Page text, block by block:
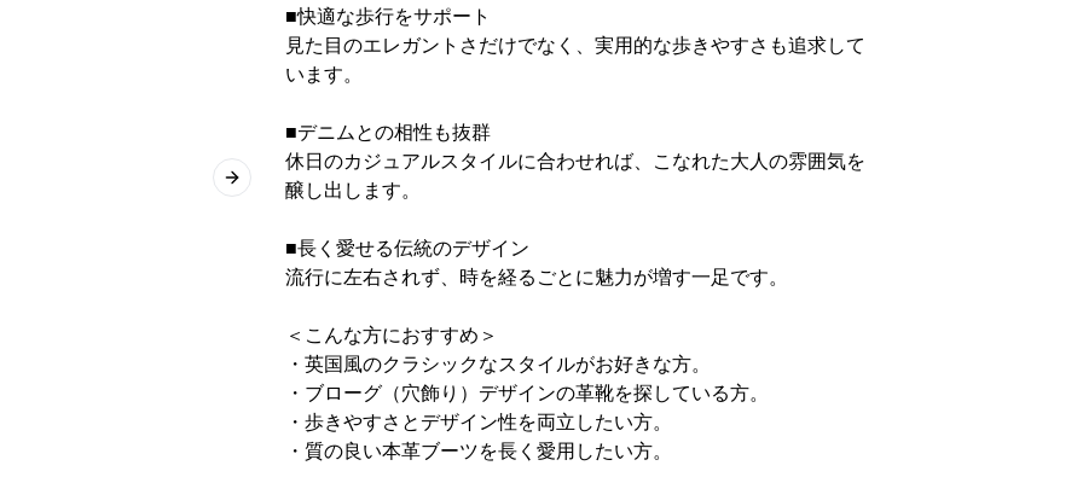
Next slide
■快適な歩行をサポート
見た目のエレガントさだけでなく、実用的な歩きやすさも追求して
います。
■デニムとの相性も抜群
休日のカジュアルスタイルに合わせれば、こなれた大人の雰囲気を
醸し出します。
■長く愛せる伝統のデザイン
流行に左右されず、時を経るごとに魅力が増す一足です。
＜こんな方におすすめ＞
・英国風のクラシックなスタイルがお好きな方。
・ブローグ（穴飾り）デザインの革靴を探している方。
・歩きやすさとデザイン性を両立したい方。
・質の良い本革ブーツを長く愛用したい方。